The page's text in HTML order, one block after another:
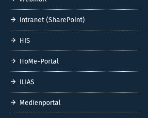
Intranet (SharePoint)
HIS
HoMe-Portal
ILIAS
Medienportal